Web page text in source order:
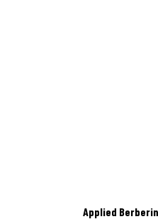
Applied